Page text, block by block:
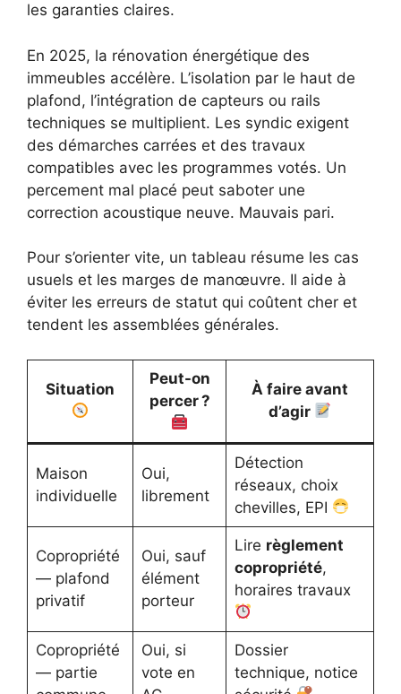
les garanties claires.
En 2025, la rénovation énergétique des
immeubles accélère. L’isolation par le haut de
plafond, l’intégration de capteurs ou rails
techniques se multiplient. Les syndic exigent
des démarches carrées et des travaux
compatibles avec les programmes votés. Un
percement mal placé peut saboter une
correction acoustique neuve. Mauvais pari.
Pour s’orienter vite, un tableau résume les cas
usuels et les marges de manœuvre. Il aide à
éviter les erreurs de statut qui coûtent cher et
tendent les assemblées générales.
Situation
Peut-on
percer ?
À faire avant
d’agir
Maison
individuelle
Oui,
librement
Détection
réseaux, choix
chevilles, EPI
Copropriété
— plafond
privatif
Oui, sauf
élément
porteur
Lire règlement
copropriété,
horaires travaux
Copropriété
— partie
Oui, si
vote en
Dossier
technique, notice